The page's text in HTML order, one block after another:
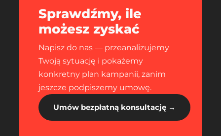
Sprawdźmy, ile
możesz zyskać
Napisz do nas — przeanalizujemy
Twoją sytuację i pokażemy
konkretny plan kampanii, zanim
jeszcze podpiszemy umowę.
Umów bezpłatną konsultację →